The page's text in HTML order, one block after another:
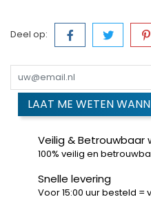
Deel op:
LAAT ME WETEN
Veilig & Betrouwbaar
100% veilig en
Snelle levering
Voor 15:00 uur besteld